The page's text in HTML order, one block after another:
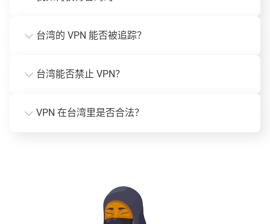
台湾的 VPN 能否被追踪？
台湾能否禁止 VPN？
VPN 在台湾里是否合法？